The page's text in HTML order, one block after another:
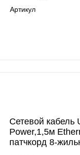
Артикул
Сетевой кабель
Power,1,5м
патчкорд 8-